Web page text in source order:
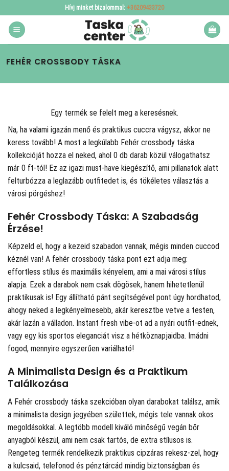
to
content
Hívj minket bizalommal: +36209433720
FEHÉR CROSSBODY TÁSKA
Egy termék se felelt meg a keresésnek.
Na, ha valami igazán menő és praktikus cuccra vágysz, akkor ne
keress tovább! A most a legkúlabb Fehér crossbody táska
kollekcióját hozza el neked, ahol 0 db darab közül válogathatsz
már 0 ft-tól! Ez az igazi must-have kiegészítő, ami pillanatok alatt
felturbózza a leglazább outfitedet is, és tökéletes választás a
városi pörgéshez!
Fehér Crossbody Táska: A Szabadság
Érzése!
Képzeld el, hogy a kezeid szabadon vannak, mégis minden cuccod
kéznél van! A fehér crossbody táska pont ezt adja meg:
effortless stílus és maximális kényelem, ami a mai városi stílus
alapja. Ezek a darabok nem csak dögösek, hanem hihetetlenül
praktikusak is! Egy állítható pánt segítségével pont úgy hordhatod,
ahogy neked a legkényelmesebb, akár keresztbe vetve a testen,
akár lazán a válladon. Instant fresh vibe-ot ad a nyári outfit-ednek,
vagy egy kis sportos eleganciát visz a hétköznapjaidba. Imádni
fogod, mennyire egyszerűen variálható!
A Minimalista Design és a Praktikum
Találkozása
A Fehér crossbody táska szekcióban olyan darabokat találsz, amik
a minimalista design jegyében születtek, mégis tele vannak okos
megoldásokkal. A legtöbb modell kiváló minőségű vegán bőr
anyagból készül, ami nem csak tartós, de extra stílusos is.
Rengeteg termék rendelkezik praktikus cipzáras rekesz-zel, hogy
a kulcsaid, telefonod és pénztárcád mindig biztonságban és